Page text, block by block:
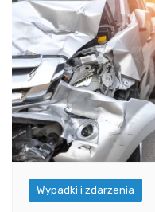
Wypadki i zdarzenia